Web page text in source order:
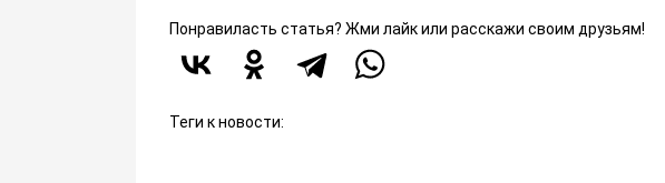
Понравиласть статья? Жми лайк или расскажи своим друзьям!
Теги к новости: